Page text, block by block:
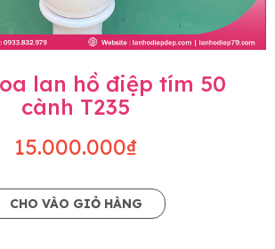
lan hồ điệp tím 50
cành T235
15.000.000₫
CHO VÀO GIỎ HÀNG